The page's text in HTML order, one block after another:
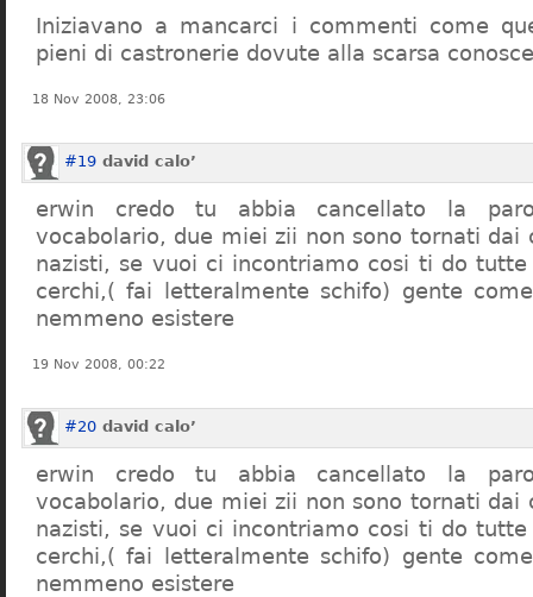
Iniziavano a mancarci i commenti come
pieni di castronerie dovute alla scarsa
18 Nov 2008, 23:06
#19 david calo’
erwin credo tu abbia cancellato la
vocabolario, due miei zii non sono tornati dai
nazisti, se vuoi ci incontriamo cosi ti do tutte
cerchi,( fai letteralmente schifo) gente
nemmeno esistere
19 Nov 2008, 00:22
#20 david calo’
erwin credo tu abbia cancellato la
vocabolario, due miei zii non sono tornati dai
nazisti, se vuoi ci incontriamo cosi ti do tutte
cerchi,( fai letteralmente schifo) gente
nemmeno esistere